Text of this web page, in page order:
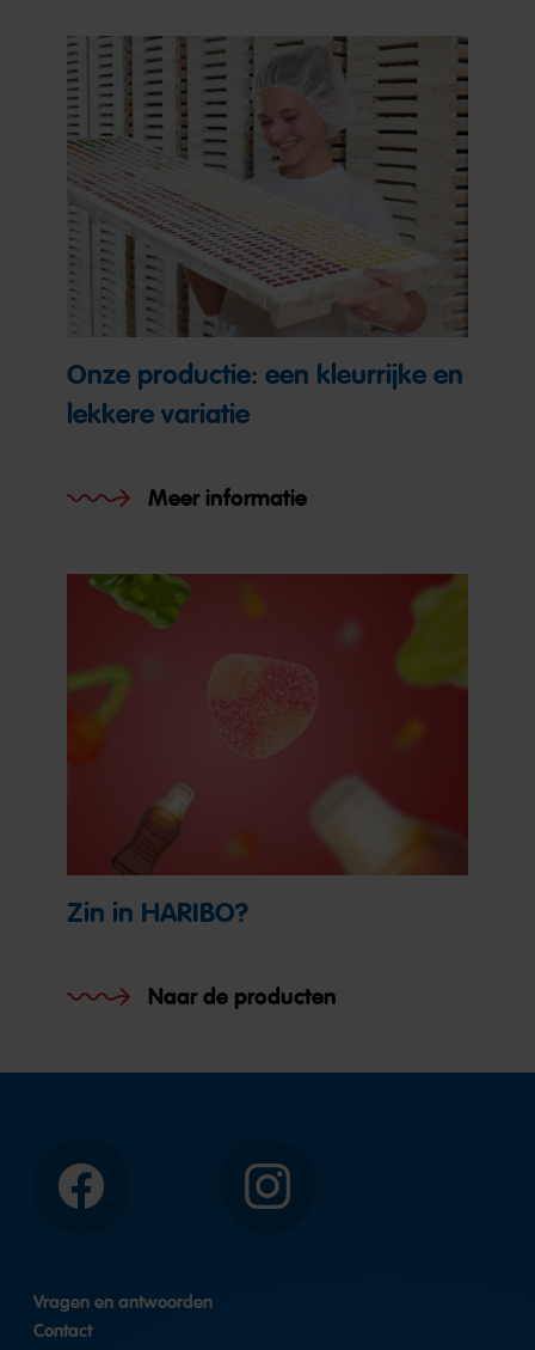
Onze productie: een kleurrijke en
lekkere variatie
Meer informatie
Zin in HARIBO?
Naar de producten
Facebook Instagram
Vragen en antwoorden
Contact